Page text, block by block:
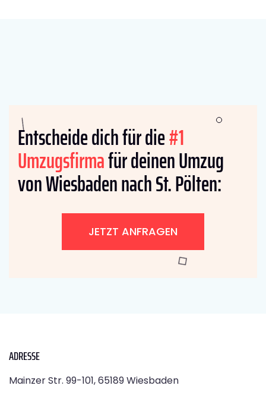
Entscheide dich für die#1
Umzugsfirmafür deinen Umzug
von Wiesbaden nach St. Pölten:
JETZT ANFRAGEN
ADRESSE
Mainzer Str. 99-101, 65189 Wiesbaden